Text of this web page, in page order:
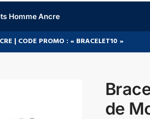
Homme Ancre
| CODE PROMO : « BRACELET10 »
de